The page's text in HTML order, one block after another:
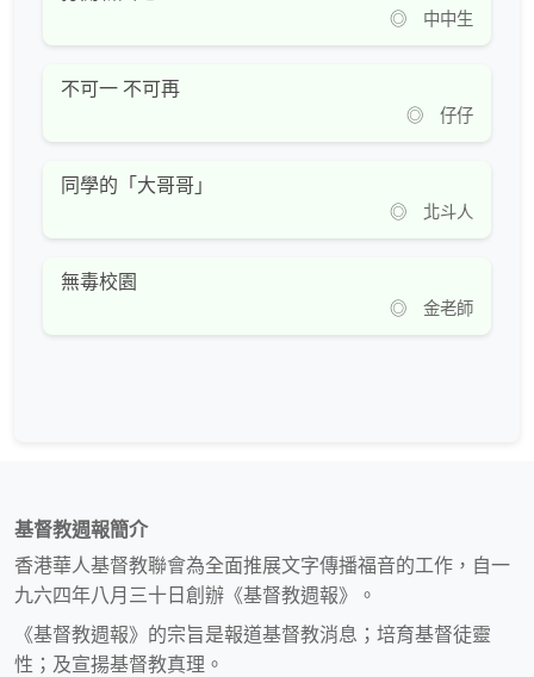
◎ 中中生
不可一 不可再
◎ 仔仔
同學的「大哥哥」
◎ 北斗人
無毒校園
◎ 金老師
基督教週報簡介
香港華人基督教聯會為全面推展文字傳播福音的工作，自一
九六四年八月三十日創辦《基督教週報》。
《基督教週報》的宗旨是報道基督教消息；培育基督徒靈
性；及宣揚基督教真理。